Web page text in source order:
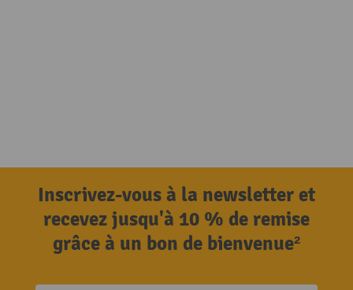
Inscrivez-vous à la newsletter et
recevez jusqu'à 10 % de remise
grâce à un bon de bienvenue²